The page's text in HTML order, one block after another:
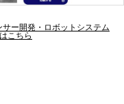
ー開発・ロボットシステム
こちら